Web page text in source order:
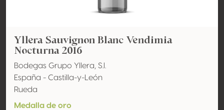
Yllera Sauvignon Blanc Vendimia
Nocturna 2016
Bodegas Grupo Yllera, S.l.
España - Castilla-y-León
Rueda
Medalla de oro